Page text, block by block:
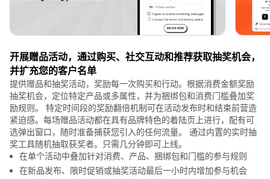
开展赠品活动，通过购买、社交互动和推荐获取抽奖机会，
并扩充您的客户名单
提供赠品和抽奖活动，奖励每一次购买和行动。根据消费金额奖励
抽奖机会，定位特定产品或多属性，并为捆绑包和消费门槛叠加奖
励规则。 特定时间段的奖励翻倍机制可在活动发布时和结束前营造
紧迫感。每场赠品活动都在具有品牌特色的着陆页上进行，配有可
选弹出窗口，随时准备捕获您引入的任何流量。 通过内置的实时抽
奖工具随机抽取获奖者。只需几分钟即可上线。
在单个活动中叠加针对消费、产品、捆绑包和门槛的参与规则
在新品发布、限时促销或抽奖活动最后一小时内增加参与机会